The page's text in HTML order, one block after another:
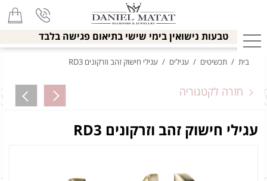
טבעות נישואין בימי שישי בתיאום פגישה בלבד
בית / תכשיטים / עגילים / עגילי חישוק זהב וזרקונים RD3
חזרה לקטגוריה
עגילי חישוק זהב וזרקונים RD3